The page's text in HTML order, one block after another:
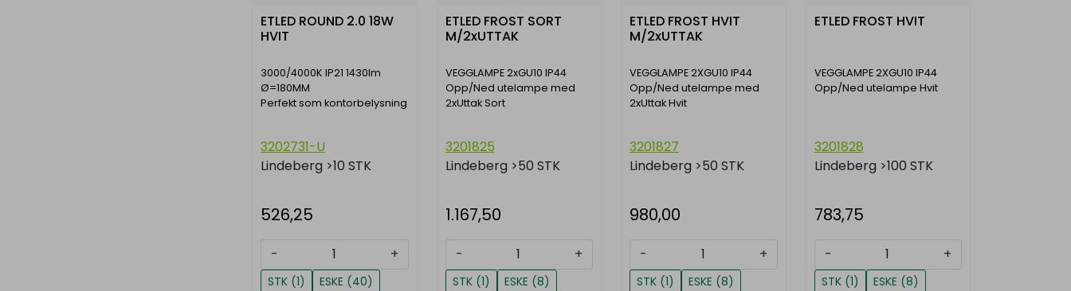
ETLED ROUND 2.0 18W
HVIT
3000/4000K IP21 1430lm
Ø=180MM
Perfekt som kontorbelysning
3202731-U
Lindeberg >10 STK
526,25
- +
STK (1)
ESKE (40)
ETLED FROST SORT
M/2xUTTAK
VEGGLAMPE 2xGU10 IP44
Opp/Ned utelampe med
2xUttak Sort
3201825
Lindeberg >50 STK
1.167,50
- +
STK (1)
ESKE (8)
ETLED FROST HVIT
M/2xUTTAK
VEGGLAMPE 2XGU10 IP44
Opp/Ned utelampe med
2xUttak Hvit
3201827
Lindeberg >50 STK
980,00
- +
STK (1)
ESKE (8)
ETLED FROST HVIT
VEGGLAMPE 2XGU10 IP44
Opp/Ned utelampe Hvit
3201828
Lindeberg >100 STK
783,75
- +
STK (1)
ESKE (8)